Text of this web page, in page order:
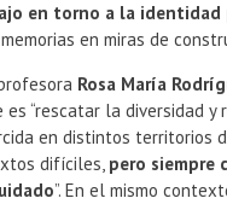
en torno a la identidad
en miras de
Rosa María
“rescatar la diversidad y
en distintos territorios
difíciles, pero siempre
”. En el mismo